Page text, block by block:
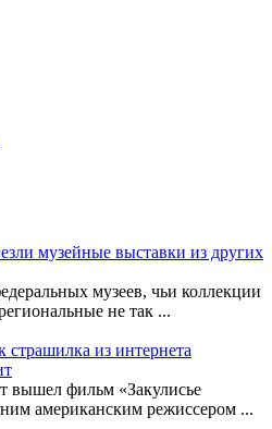
музейные выставки из других
музеев, чьи коллекции
не так ...
страшилка из интернета
вышел фильм «Закулисье
американским режиссером ...